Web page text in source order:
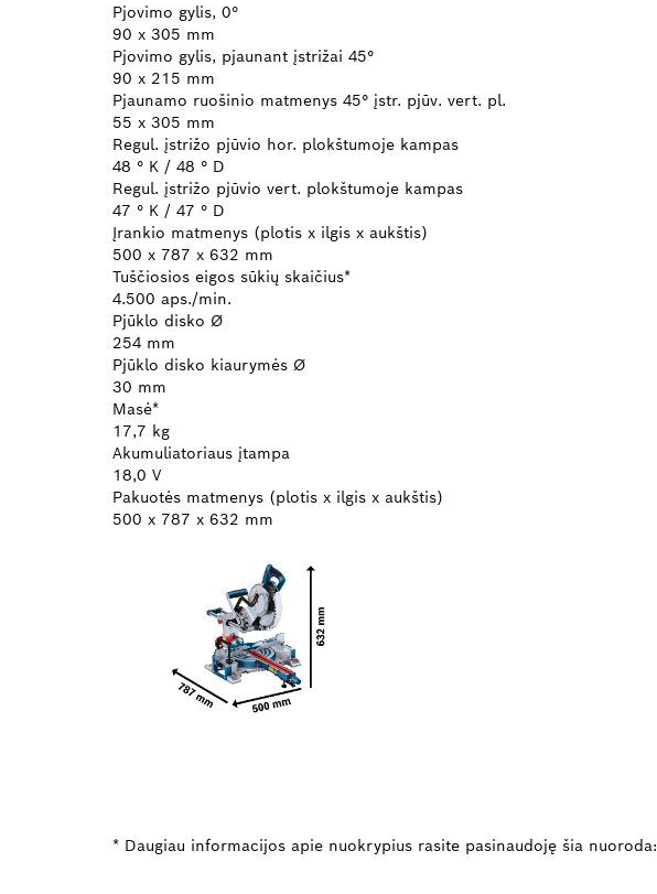
Pjovimo gylis, 0°
90 x 305 mm
Pjovimo gylis, pjaunant įstrižai 45°
90 x 215 mm
Pjaunamo ruošinio matmenys 45° įstr. pjūv. vert. pl.
55 x 305 mm
Regul. įstrižo pjūvio hor. plokštumoje kampas
48 ° K / 48 ° D
Regul. įstrižo pjūvio vert. plokštumoje kampas
47 ° K / 47 ° D
Įrankio matmenys (plotis x ilgis x aukštis)
500 x 787 x 632 mm
Tuščiosios eigos sūkių skaičius*
4.500 aps./min.
Pjūklo disko Ø
254 mm
Pjūklo disko kiaurymės Ø
30 mm
Masė*
17,7 kg
Akumuliatoriaus įtampa
18,0 V
Pakuotės matmenys (plotis x ilgis x aukštis)
500 x 787 x 632 mm
* Daugiau informacijos apie nuokrypius rasite pasinaudoję šia nuoroda: